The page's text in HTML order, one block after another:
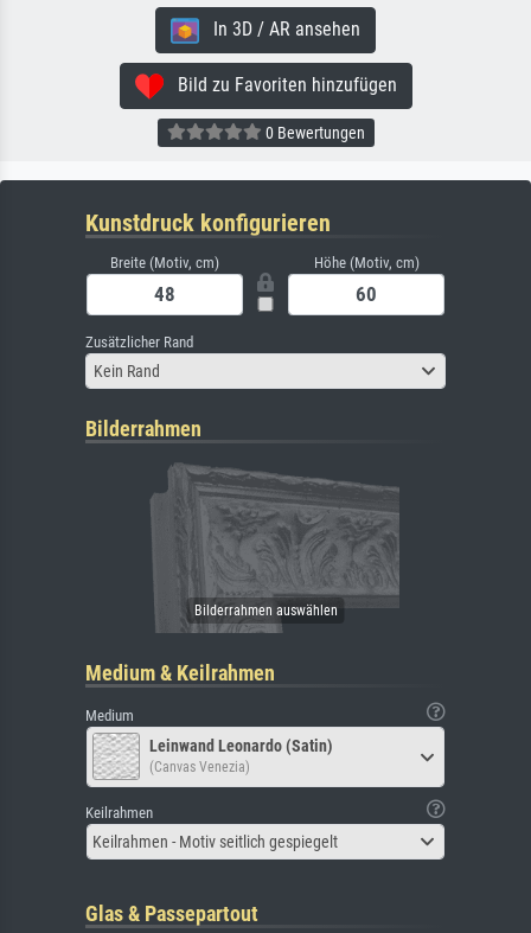
In 3D / AR ansehen
Bild zu Favoriten hinzufügen
0 Bewertungen
Kunstdruck konfigurieren
Breite (Motiv, cm) Höhe (Motiv, cm)
Zusätzlicher Rand
Kein Rand
Bilderrahmen
Medium & Keilrahmen
Medium
Leinwand Leonardo (Satin)
(Canvas Venezia)
Keilrahmen
Keilrahmen - Motiv seitlich gespiegelt
Glas & Passepartout